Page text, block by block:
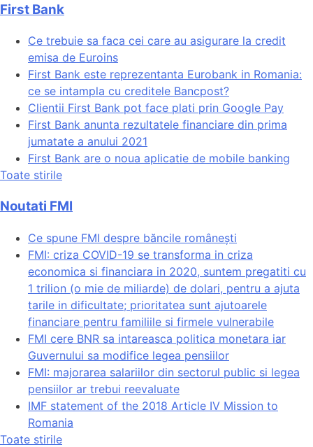
First Bank
Ce trebuie sa faca cei care au asigurare la credit
emisa de Euroins
First Bank este reprezentanta Eurobank in Romania:
ce se intampla cu creditele Bancpost?
Clientii First Bank pot face plati prin Google Pay
First Bank anunta rezultatele financiare din prima
jumatate a anului 2021
First Bank are o noua aplicatie de mobile banking
Toate stirile
Noutati FMI
Ce spune FMI despre băncile românești
FMI: criza COVID-19 se transforma in criza
economica si financiara in 2020, suntem pregatiti cu
1 trilion (o mie de miliarde) de dolari, pentru a ajuta
tarile in dificultate; prioritatea sunt ajutoarele
financiare pentru familiile si firmele vulnerabile
FMI cere BNR sa intareasca politica monetara iar
Guvernului sa modifice legea pensiilor
FMI: majorarea salariilor din sectorul public si legea
pensiilor ar trebui reevaluate
IMF statement of the 2018 Article IV Mission to
Romania
Toate stirile